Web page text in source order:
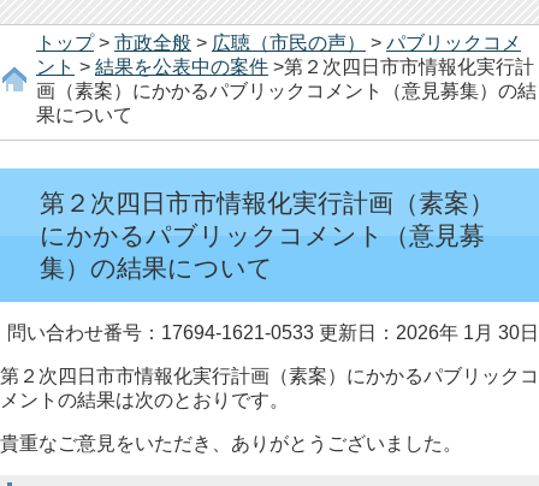
トップ> 市政全般 > 広聴（市民の声） > パブリックコメ
ント > 結果を公表中の案件 >第２次四日市市情報化実行計
画（素案）にかかるパブリックコメント（意見募集）の結
果について
第２次四日市市情報化実行計画（素案）
にかかるパブリックコメント（意見募
集）の結果について
問い合わせ番号：17694-1621-0533 更新日：2026年 1月 30日
第２次四日市市情報化実行計画（素案）にかかるパブリックコ
メントの結果は次のとおりです。
貴重なご意見をいただき、ありがとうございました。